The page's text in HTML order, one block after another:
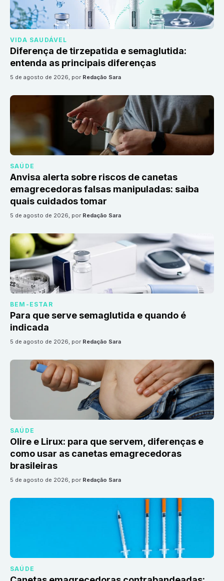
VIDA SAUDÁVEL
Diferença de tirzepatida e semaglutida:
entenda as principais diferenças
5 de agosto de 2026, por Redação Sara
SAÚDE
Anvisa alerta sobre riscos de canetas
emagrecedoras falsas manipuladas: saiba
quais cuidados tomar
5 de agosto de 2026, por Redação Sara
BEM-ESTAR
Para que serve semaglutida e quando é
indicada
5 de agosto de 2026, por Redação Sara
SAÚDE
Olire e Lirux: para que servem, diferenças e
como usar as canetas emagrecedoras
brasileiras
5 de agosto de 2026, por Redação Sara
SAÚDE